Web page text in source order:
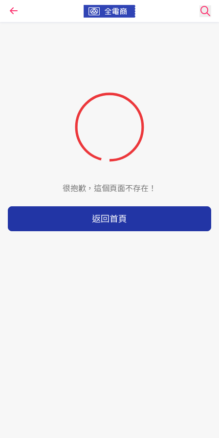
很抱歉，這個頁面不存在！
返回首頁